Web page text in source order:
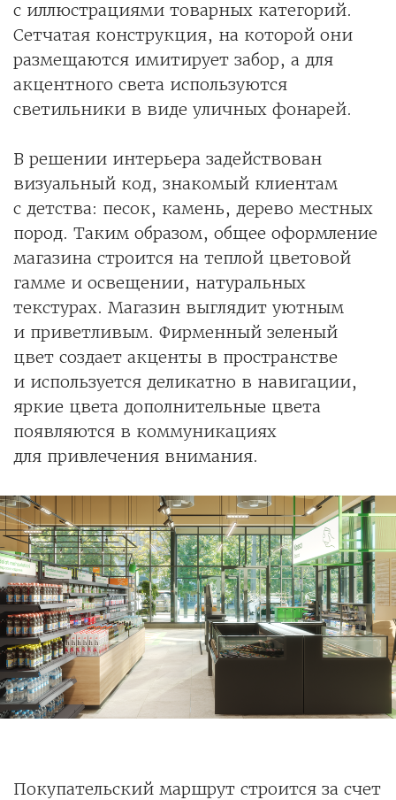
с иллюстрациями товарных категорий.
Сетчатая конструкция, на которой они
размещаются имитирует забор, а для
акцентного света используются
светильники в виде уличных фонарей.
В решении интерьера задействован
визуальный код, знакомый клиентам
с детства: песок, камень, дерево местных
пород. Таким образом, общее оформление
магазина строится на теплой цветовой
гамме и освещении, натуральных
текстурах. Магазин выглядит уютным
и приветливым. Фирменный зеленый
цвет создает акценты в пространстве
и используется деликатно в навигации,
яркие цвета дополнительные цвета
появляются в коммуникациях
для привлечения внимания.
Покупательский маршрут строится за счет